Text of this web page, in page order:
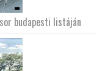
budapesti listáján